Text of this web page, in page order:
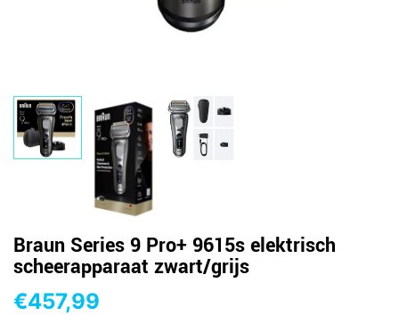
Braun Series 9 Pro+ 9615s elektrisch
scheerapparaat zwart/grijs
€457,99